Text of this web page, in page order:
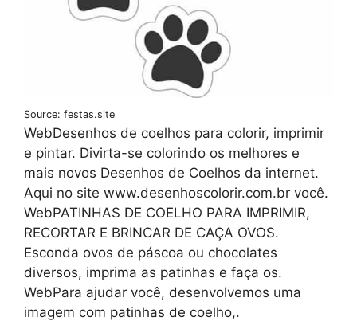
Source: festas.site
WebDesenhos de coelhos para colorir, imprimir
e pintar. Divirta-se colorindo os melhores e
mais novos Desenhos de Coelhos da internet.
Aqui no site www.desenhoscolorir.com.br você.
WebPATINHAS DE COELHO PARA IMPRIMIR,
RECORTAR E BRINCAR DE CAÇA OVOS.
Esconda ovos de páscoa ou chocolates
diversos, imprima as patinhas e faça os.
WebPara ajudar você, desenvolvemos uma
imagem com patinhas de coelho,.